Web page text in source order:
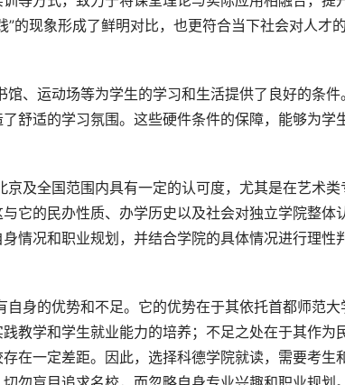
的现象形成了鲜明对比，也更符合当下社会对人才
舒适的学习氛围。这些硬件条件的保障，能够为学
它的民办性质、办学历史以及社会对独立学院整体
情况和职业规划，并结合学院的具体情况进行理性
教学和学生就业能力的培养；不足之处在于其作为
在一定差距。因此，选择科德学院就读，需要考生